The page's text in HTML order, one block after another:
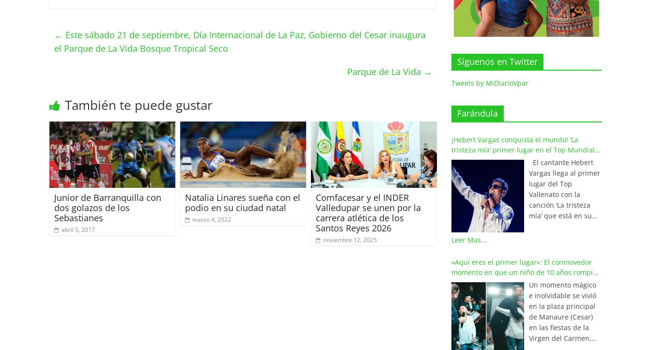
← Este sábado 21 de septiembre, Día Internacional de La Paz, Gobierno del Cesar inaugura
el Parque de La Vida Bosque Tropical Seco
Parque de La Vida →
También te puede gustar
Junior de Barranquilla con
dos golazos de los
Sebastianes
abril 5, 2017
Natalia Linares sueña con el
podio en su ciudad natal
marzo 4, 2022
Comfacesar y el INDER
Valledupar se unen por la
carrera atlética de los
Santos Reyes 2026
noviembre 12, 2025
Síguenos en Twitter
Tweets by MiDiarioVpar
Farándula
¡Hebert Vargas conquista el mundo! ‘La
tristeza mía’ primer lugar en el Top Mundial
del Vallenato
El cantante Hebert
Vargas llega al primer
lugar del Top
Vallenato con la
canción ‘La tristeza
mía’ que está en su
de los listados
musicales en
Colombia y países de
América y Europa.
Esta emotiva
composición del
maestro Wilfran
Castillo se posicionó
en el primer lugar de
Leer Mas...
«Aquí eres el primer lugar»: El conmovedor
momento en que un niño de 10 años rompió
en llanto al cantar con Iván Villazón
Un momento mágico
e inolvidable se vivió
en la plaza principal
de Manaure (Cesar)
en las fiestas de la
Virgen del Carmen,